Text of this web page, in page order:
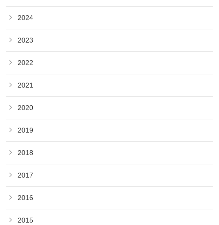
2024
2023
2022
2021
2020
2019
2018
2017
2016
2015